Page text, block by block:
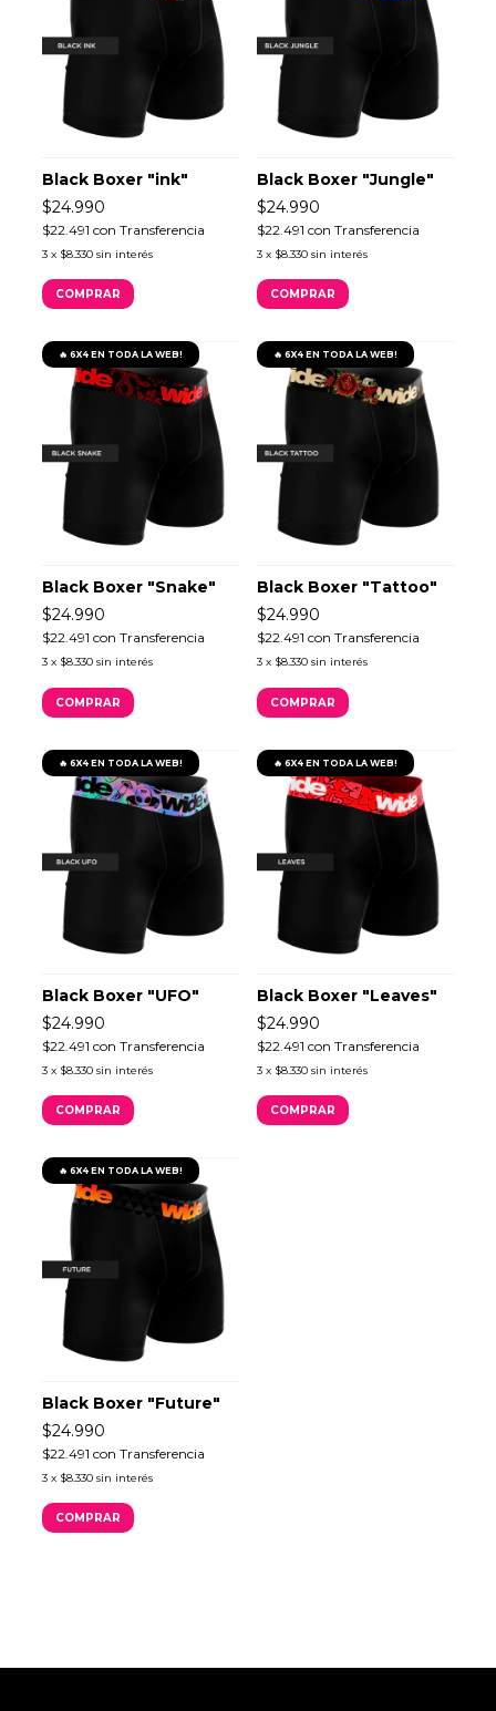
Black Boxer "ink"
$24.990
$22.491 con Transferencia
3 x $8.330 sin interés
COMPRAR
Black Boxer "Jungle"
$24.990
$22.491 con Transferencia
3 x $8.330 sin interés
COMPRAR
🔥 6X4 EN TODA LA WEB!
Black Boxer "Snake"
$24.990
$22.491 con Transferencia
3 x $8.330 sin interés
COMPRAR
🔥 6X4 EN TODA LA WEB!
Black Boxer "Tattoo"
$24.990
$22.491 con Transferencia
3 x $8.330 sin interés
COMPRAR
🔥 6X4 EN TODA LA WEB!
Black Boxer "UFO"
$24.990
$22.491 con Transferencia
3 x $8.330 sin interés
COMPRAR
🔥 6X4 EN TODA LA WEB!
Black Boxer "Leaves"
$24.990
$22.491 con Transferencia
3 x $8.330 sin interés
COMPRAR
🔥 6X4 EN TODA LA WEB!
Black Boxer "Future"
$24.990
$22.491 con Transferencia
3 x $8.330 sin interés
COMPRAR